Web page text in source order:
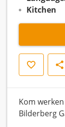
Kitchen
Save Share
Kom
Bilderberg